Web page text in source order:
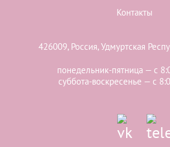
Контакты
426009, Россия, Удмуртская
понедельник-пятница — с
суббота-воскресенье — с